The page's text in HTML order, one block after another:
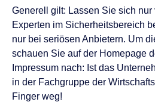
Generell gilt: Lassen Sie sich nur
Experten im Sicherheitsbereich
nur bei seriösen Anbietern. Um
schauen Sie auf der Homepage
Impressum nach: Ist das
in der Fachgruppe der
Finger weg!